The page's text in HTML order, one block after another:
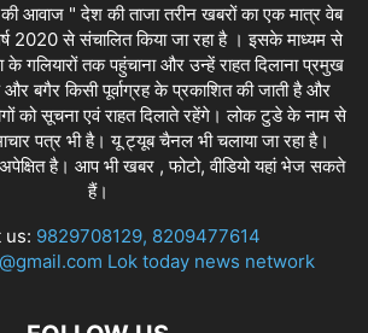
आवाज " देश की ताजा तरीन खबरों का एक मात्र वेब
2020 से संचालित किया जा रहा है । इसके माध्यम से
के गलियारों तक पहुंचाना और उन्हें राहत दिलाना प्रमुख
और बगैर किसी पूर्वाग्रह के प्रकाशित की जाती है और
को सूचना एवं राहत दिलाते रहेंगे। लोक टुडे के नाम से
पत्र भी है। यू ट्यूब चैनल भी चलाया जा रहा है।
है। आप भी खबर , फोटो, वीडियो यहां भेज सकते
हैं।
us: 9829708129, 8209477614
Lok today news network